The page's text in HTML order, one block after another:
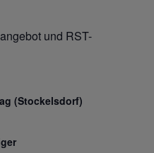
und RST-
(Stockelsdorf)